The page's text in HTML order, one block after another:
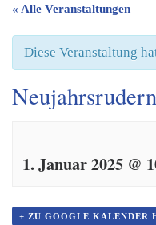
« Alle Veranstaltungen
Diese Veranstaltung
Neujahrsrudern
1. Januar 2025 @
+ ZU GOOGLE KALENDER